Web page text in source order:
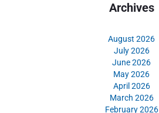
Archives
August 2026
July 2026
June 2026
May 2026
April 2026
March 2026
February 2026